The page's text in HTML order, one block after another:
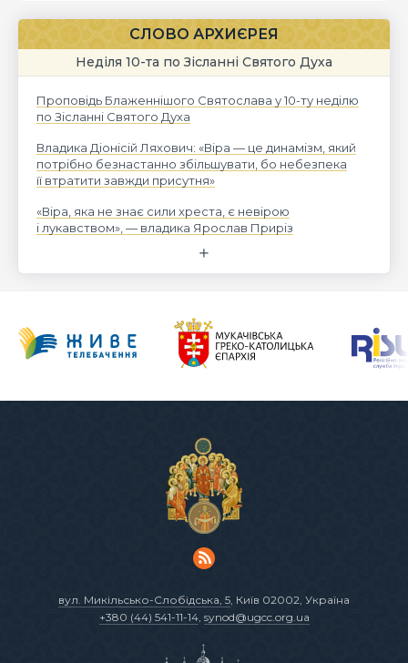
СЛОВО АРХИЄРЕЯ
Неділя 10-та по Зісланні Святого Духа
Проповідь Блаженнішого Святослава у 10-ту неділю
по Зісланні Святого Духа
Владика Діонісій Ляхович: «Віра — це динамізм, який
потрібно безнастанно збільшувати, бо небезпека
її втратити завжди присутня»
«Віра, яка не знає сили хреста, є невірою
і лукавством», — владика Ярослав Приріз
вул. Микільсько-Слобідська, 5 , Київ 02002, Україна
+380 (44) 541-11-14, synod@ugcc.org.ua